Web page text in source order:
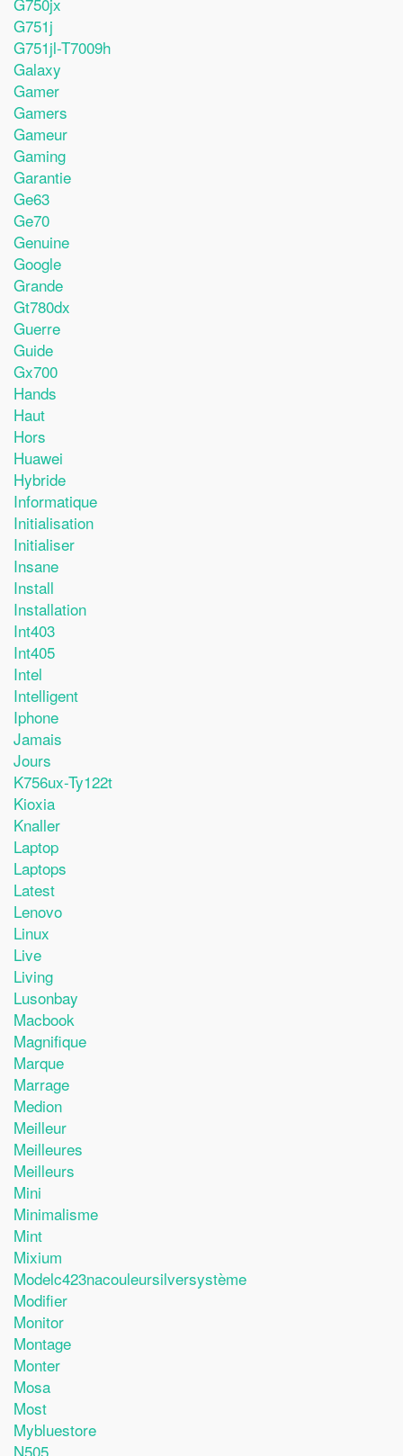
G751j
G751jl-T7009h
Galaxy
Gamer
Gamers
Gameur
Gaming
Garantie
Ge63
Ge70
Genuine
Google
Grande
Gt780dx
Guerre
Guide
Gx700
Hands
Haut
Hors
Huawei
Hybride
Informatique
Initialisation
Initialiser
Insane
Install
Installation
Int403
Int405
Intel
Intelligent
Iphone
Jamais
Jours
K756ux-Ty122t
Kioxia
Knaller
Laptop
Laptops
Latest
Lenovo
Linux
Live
Living
Lusonbay
Macbook
Magnifique
Marque
Marrage
Medion
Meilleur
Meilleures
Meilleurs
Mini
Minimalisme
Mint
Mixium
Modelc423nacouleursilversystème
Modifier
Monitor
Montage
Monter
Mosa
Most
Mybluestore
N505